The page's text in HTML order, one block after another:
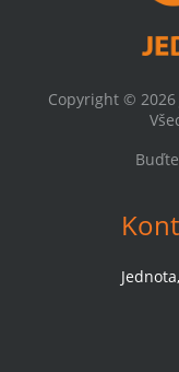
Copyright © 2026